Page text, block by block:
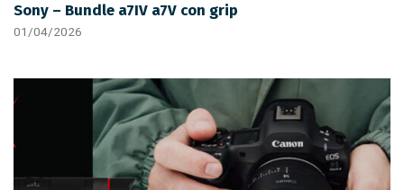
Sony – Bundle a7IV a7V con grip
01/04/2026